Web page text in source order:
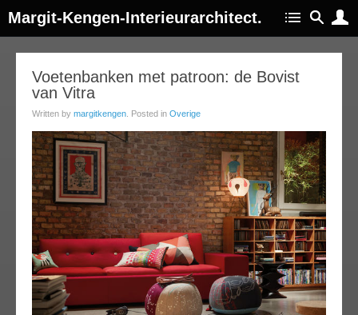
Margit-Kengen-Interieurarchitect.
Voetenbanken met patroon: de Bovist
van Vitra
Written by margitkengen . Posted in Overige